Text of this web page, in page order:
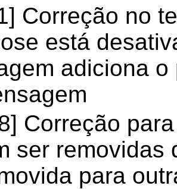
Correção no
está
adiciona
Correção
ser removidas
para